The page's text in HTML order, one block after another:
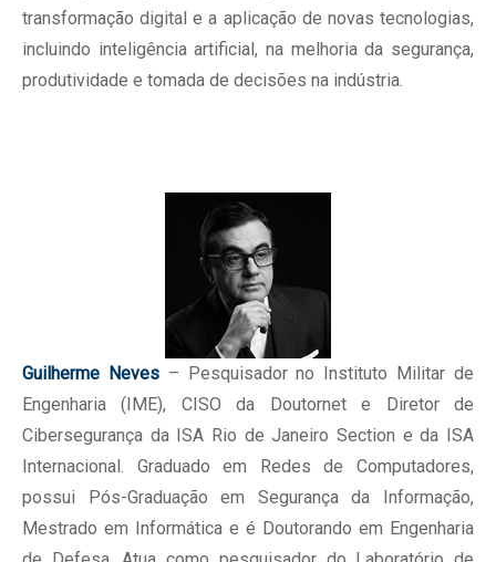
transformação digital e a aplicação de novas tecnologias,
incluindo inteligência artificial, na melhoria da segurança,
produtividade e tomada de decisões na indústria.
Guilherme Neves– Pesquisador no Instituto Militar de
Engenharia (IME), CISO da Doutornet e Diretor de
Cibersegurança da ISA Rio de Janeiro Section e da ISA
Internacional. Graduado em Redes de Computadores,
possui Pós-Graduação em Segurança da Informação,
Mestrado em Informática e é Doutorando em Engenharia